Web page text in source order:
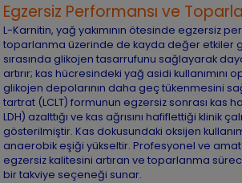
Egzersiz Performansı ve
L-Karnitin, yağ yakımının ötesinde egzersiz
toparlanma üzerinde de kayda değer etkiler
sırasında glikojen tasarrufunu sağlayarak
artırır; kas hücresindeki yağ asidi kullanımını
glikojen depolarının daha geç tükenmesini
tartrat (LCLT) formunun egzersiz sonrası kas
LDH) azalttığı ve kas ağrısını hafiflettiği klinik
gösterilmiştir. Kas dokusundaki oksijen
anaerobik eşiği yükseltir. Profesyonel ve
egzersiz kalitesini artıran ve toparlanma
bir takviye seçeneği sunar.